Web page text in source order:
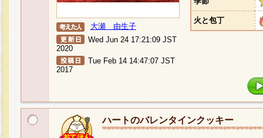
大瀬 由生子
Wed Jun 24 17:21:09 JST
2020
Tue Feb 14 14:47:07 JST
2017
火と包丁
ハートのバレンタインクッキー